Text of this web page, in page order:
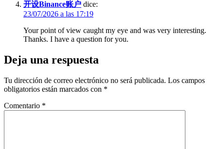
开设Binance账户 dice:
23/07/2026 a las 17:19
Your point of view caught my eye and was very interesting.
Thanks. I have a question for you.
Deja una respuesta
Tu dirección de correo electrónico no será publicada. Los campos
obligatorios están marcados con *
Comentario *